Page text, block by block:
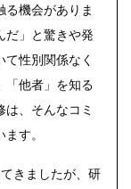
る機会がありま
だ」と驚きや発
性別関係なく
「他者」を知る
、そんなコミ
す。
きましたが、研